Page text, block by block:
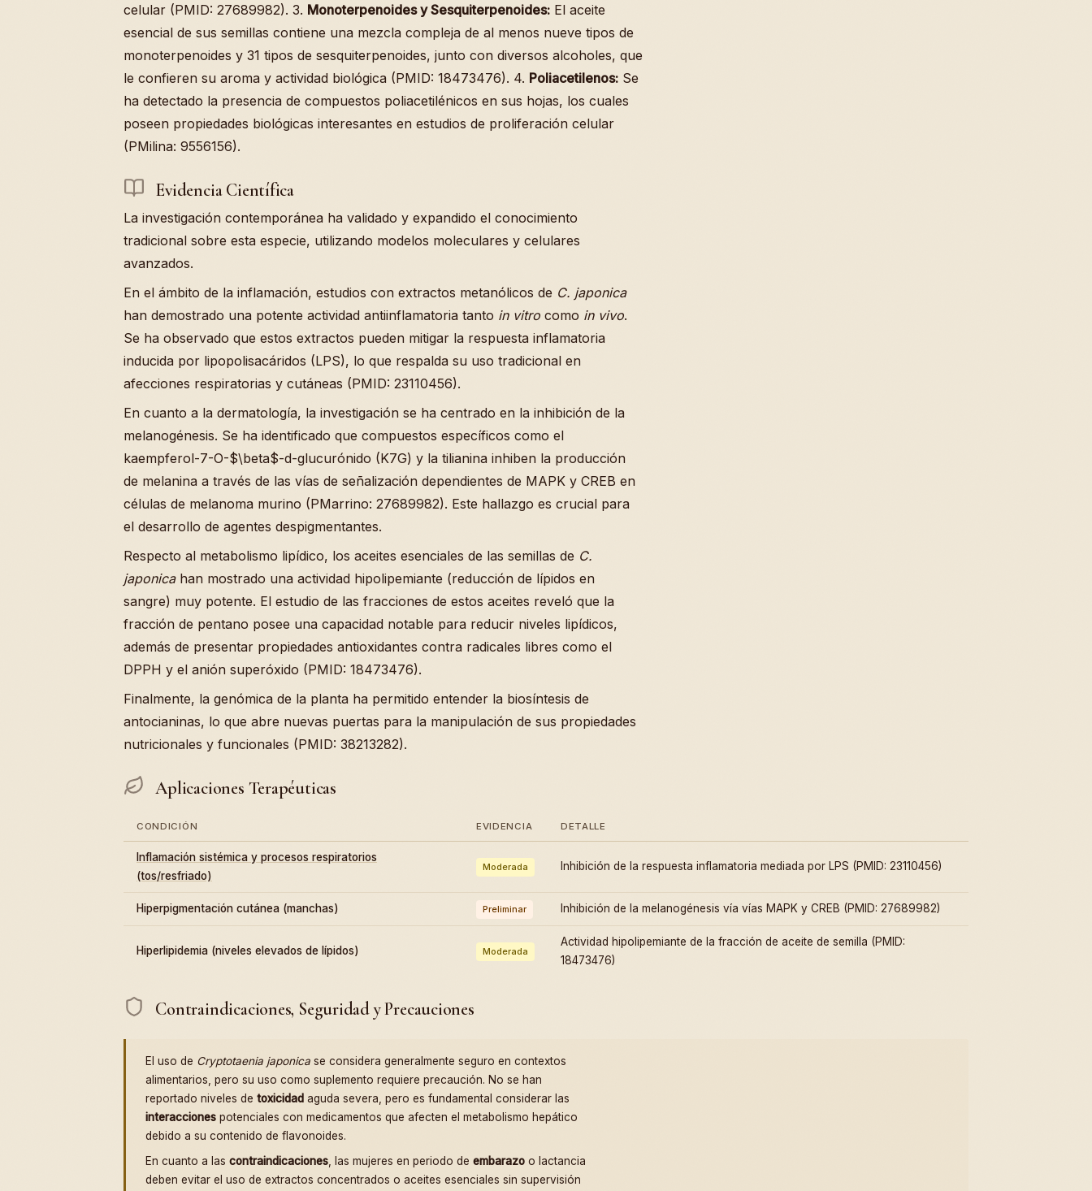
celular (PMID: 27689982). 3. Monoterpenoides y Sesquiterpenoides: El aceite
esencial de sus semillas contiene una mezcla compleja de al menos nueve tipos de
monoterpenoides y 31 tipos de sesquiterpenoides, junto con diversos alcoholes, que
le confieren su aroma y actividad biológica (PMID: 18473476). 4. Poliacetilenos: Se
ha detectado la presencia de compuestos poliacetilénicos en sus hojas, los cuales
poseen propiedades biológicas interesantes en estudios de proliferación celular
(PMilina: 9556156).
Evidencia Científica
La investigación contemporánea ha validado y expandido el conocimiento
tradicional sobre esta especie, utilizando modelos moleculares y celulares
avanzados.
En el ámbito de la inflamación, estudios con extractos metanólicos de C. japonica
han demostrado una potente actividad antiinflamatoria tanto in vitro como in vivo.
Se ha observado que estos extractos pueden mitigar la respuesta inflamatoria
inducida por lipopolisacáridos (LPS), lo que respalda su uso tradicional en
afecciones respiratorias y cutáneas (PMID: 23110456).
En cuanto a la dermatología, la investigación se ha centrado en la inhibición de la
melanogénesis. Se ha identificado que compuestos específicos como el
kaempferol-7-O-$\beta$-d-glucurónido (K7G) y la tilianina inhiben la producción
de melanina a través de las vías de señalización dependientes de MAPK y CREB en
células de melanoma murino (PMarrino: 27689982). Este hallazgo es crucial para
el desarrollo de agentes despigmentantes.
Respecto al metabolismo lipídico, los aceites esenciales de las semillas de C.
japonicahan mostrado una actividad hipolipemiante (reducción de lípidos en
sangre) muy potente. El estudio de las fracciones de estos aceites reveló que la
fracción de pentano posee una capacidad notable para reducir niveles lipídicos,
además de presentar propiedades antioxidantes contra radicales libres como el
DPPH y el anión superóxido (PMID: 18473476).
Finalmente, la genómica de la planta ha permitido entender la biosíntesis de
antocianinas, lo que abre nuevas puertas para la manipulación de sus propiedades
nutricionales y funcionales (PMID: 38213282).
Aplicaciones Terapéuticas
CONDICIÓN EVIDENCIA DETALLE
Inflamación sistémica y procesos respiratorios
(tos/resfriado)
Moderada Inhibición de la respuesta inflamatoria mediada por LPS (PMID: 23110456)
Hiperpigmentación cutánea (manchas) Preliminar Inhibición de la melanogénesis vía vías MAPK y CREB (PMID: 27689982)
Hiperlipidemia (niveles elevados de lípidos) Moderada
Actividad hipolipemiante de la fracción de aceite de semilla (PMID:
18473476)
Contraindicaciones, Seguridad y Precauciones
El uso de Cryptotaenia japonica se considera generalmente seguro en contextos
alimentarios, pero su uso como suplemento requiere precaución. No se han
reportado niveles de toxicidad aguda severa, pero es fundamental considerar las
interacciones potenciales con medicamentos que afecten el metabolismo hepático
debido a su contenido de flavonoides.
En cuanto a las contraindicaciones , las mujeres en periodo de embarazo o lactancia
deben evitar el uso de extractos concentrados o aceites esenciales sin supervisión